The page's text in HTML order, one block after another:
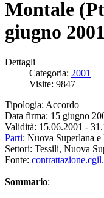
Montale
giugno 2001
Dettagli
Categoria: 2001
Visite: 9847
Tipologia: Accordo
Data firma: 15 giugno
Validità: 15.06.2001 -
Parti: Nuova Superlana
Settori: Tessili, Nuova
Fonte:
Sommario: